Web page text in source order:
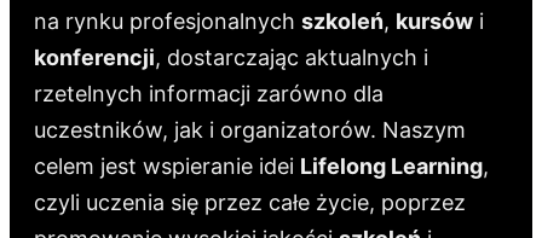
na rynku profesjonalnych szkoleń, kursów i
konferencji, dostarczając aktualnych i
rzetelnych informacji zarówno dla
uczestników, jak i organizatorów. Naszym
celem jest wspieranie idei Lifelong Learning,
czyli uczenia się przez całe życie, poprzez